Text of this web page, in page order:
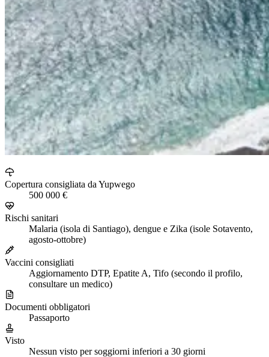
Copertura consigliata da Yupwego
500 000 €
Rischi sanitari
Malaria (isola di Santiago), dengue e Zika (isole Sotavento,
agosto-ottobre)
Vaccini consigliati
Aggiornamento DTP, Epatite A, Tifo (secondo il profilo,
consultare un medico)
Documenti obbligatori
Passaporto
Visto
Nessun visto per soggiorni inferiori a 30 giorni